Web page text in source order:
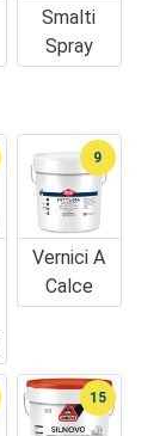
Smalti
Spray
Vernici A
Calce
9
15